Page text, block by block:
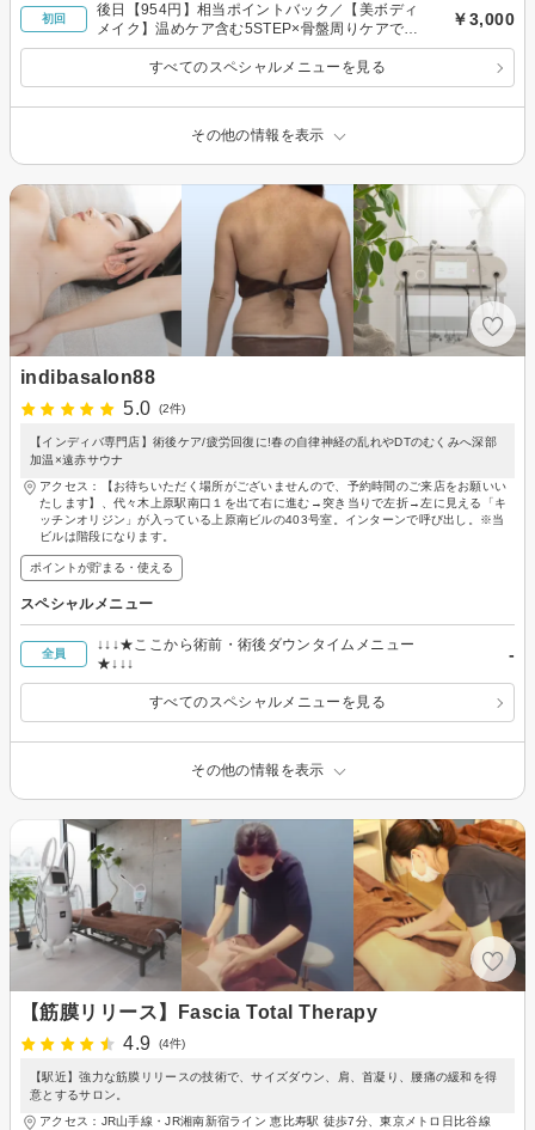
初回
後日【954円】相当ポイントバック／【美ボディ
メイク】温めケア含む5STEP×骨盤周りケアでス
ッキリ！代謝サポート◎80分￥3000
￥3,000
すべてのスペシャルメニューを見る
その他の情報を表示
indibasalon88
5.0
(2件)
【インディバ専門店】術後ケア/疲労回復に!春の自律神経の乱れやDTのむくみへ深部
加温×遠赤サウナ
アクセス：【お待ちいただく場所がございませんので、予約時間のご来店をお願いい
たします】、代々木上原駅南口１を出て右に進む→突き当りで左折→左に見える「キ
ッチンオリジン」が入っている上原南ビルの403号室。インターンで呼び出し。※当
ビルは階段になります。
ポイントが貯まる・使える
スペシャルメニュー
全員
↓↓↓★ここから術前・術後ダウンタイムメニュー
★↓↓↓
-
すべてのスペシャルメニューを見る
その他の情報を表示
【筋膜リリース】Fascia Total Therapy
4.9
(4件)
【駅近】強力な筋膜リリースの技術で、サイズダウン、肩、首凝り、腰痛の緩和を得
意とするサロン。
アクセス：JR山手線・JR湘南新宿ライン 恵比寿駅 徒歩7分、東京メトロ日比谷線